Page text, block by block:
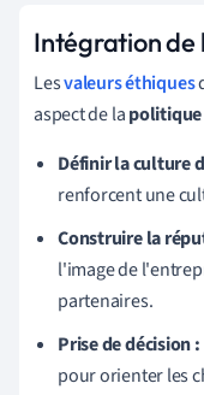
Intégration de
Lesvaleurs éthiques
aspect de la
Définir la culture
renforcent une
Construire la
l'image de
partenaires.
Prise de décision :
pour orienter les